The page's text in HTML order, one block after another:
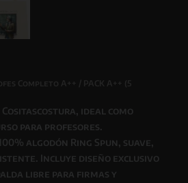
Completo A++
/ PACK A++ (5
Cositascostura, ideal como
para profesores.
algodón Ring Spun, suave,
Incluye diseño exclusivo
libre para firmas y